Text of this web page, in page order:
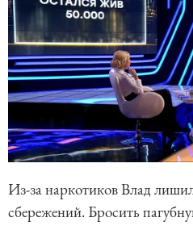
Из-за наркотиков Влад
сбережений. Бросить